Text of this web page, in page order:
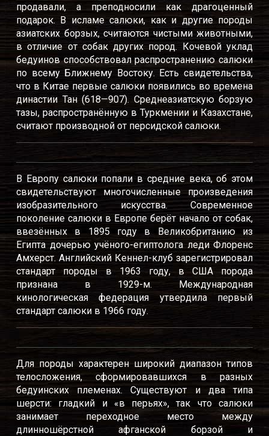
продавали, а преподносили как драгоценный
подарок. В исламе салюки, как и другие породы
азиатских борзых, считаются чистыми животными,
в отличие от собак других пород. Кочевой уклад
бедуинов способствовал распространению салюки
по всему Ближнему Востоку. Есть свидетельства,
что в Китае первые салюки появились во времена
династии Тан (618—907). Среднеазиатскую борзую
тазы, распространённую в Туркмении и Казахстане,
считают производной от персидской салюки.
В Европу салюки попали в средние века, об этом
свидетельствуют многочисленные произведения
изобразительного искусства. Современное
поколение салюки в Европе берёт начало от собак,
ввезённых в 1895 году в Великобританию из
Египта дочерью учёного-египтолога леди Флоренс
Амхерст. Английский Кеннел-клуб зарегистрировал
стандарт породы в 1963 году, в США порода
признана в 1929-м. Международная
кинологическая федерация утвердила первый
стандарт салюки в 1966 году.
Для породы характерен широкий диапазон типов
телосложения, сформировавшихся в разных
бедуинских племенах. Существуют и два типа
шерсти: гладкий и «в перьях», так что салюки
занимает переходное место между
длинношёрстной афганской борзой и